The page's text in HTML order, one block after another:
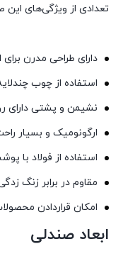
تعدادی از ویژگی‌های این
دارای طراحی مدرن
استفاده از چوب
نشیمن و پشتی دارای
ارگونومیک و بسیار
استفاده از فولاد با
مقاوم در برابر زنگ
امکان قراردادن
ابعاد صندلی